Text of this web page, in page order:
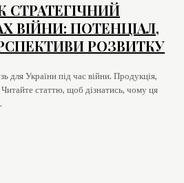
СТРАТЕГІЧНИЙ
ВІЙНИ: ПОТЕНЦІАЛ,
РОЗВИТКУ
для України під час війни. Продукція,
Читайте статтю, щоб дізнатись, чому ця